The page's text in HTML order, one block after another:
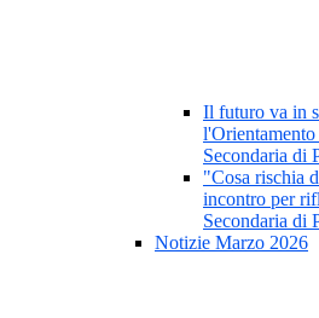
Il futuro va in
l'Orientamento
Secondaria di
"Cosa rischia
incontro per
Secondaria di
Notizie Marzo 2026